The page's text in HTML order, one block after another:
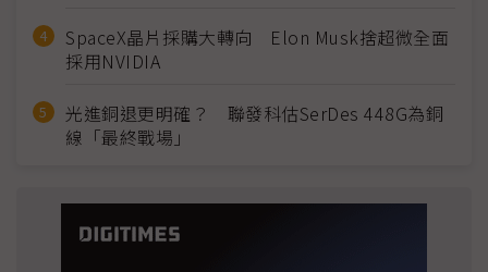
SpaceX晶片採購大轉向 Elon Musk捨超微全面
採用NVIDIA
光進銅退更明確？ 聯發科估SerDes 448G為銅
線「最終戰場」